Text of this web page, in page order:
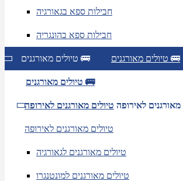
חבילות ספא בגאורגיה
חבילות ספא בהונגריה
טיולים מאורגנים 🚌 טיולים מאורגנים 🚌
טיולים מאורגנים 🚌
מאורגנים לאירופה טיולים מאורגנים לאירופה
טיולים מאורגנים לאירופה
טיולים מאורגנים לגאורגיה
טיולים מאורגנים למונטנגרו